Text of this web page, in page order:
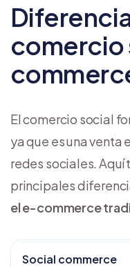
comercio
El comercio social
ya que es una venta
redes sociales.
principales
el e-commerce
Social commerce